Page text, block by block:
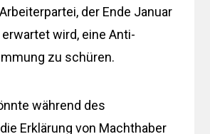
der Ende Januar
wird, eine Anti-
zu schüren.
während des
Erklärung von Machthaber